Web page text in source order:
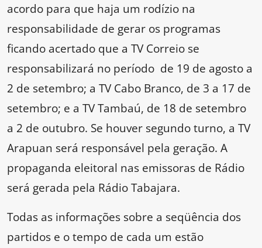
acordo para que haja um rodízio na
responsabilidade de gerar os programas
ficando acertado que a TV Correio se
responsabilizará no período de 19 de agosto a
2 de setembro; a TV Cabo Branco, de 3 a 17 de
setembro; e a TV Tambaú, de 18 de setembro
a 2 de outubro. Se houver segundo turno, a TV
Arapuan será responsável pela geração. A
propaganda eleitoral nas emissoras de Rádio
será gerada pela Rádio Tabajara.
Todas as informações sobre a seqüência dos
partidos e o tempo de cada um estão